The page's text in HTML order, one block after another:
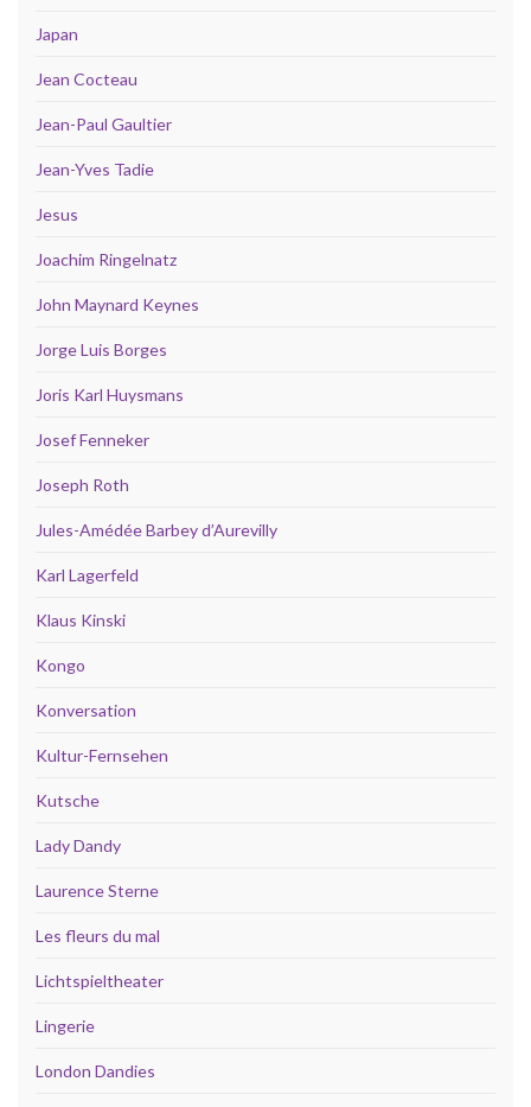
Japan
Jean Cocteau
Jean-Paul Gaultier
Jean-Yves Tadie
Jesus
Joachim Ringelnatz
John Maynard Keynes
Jorge Luis Borges
Joris Karl Huysmans
Josef Fenneker
Joseph Roth
Jules-Amédée Barbey d’Aurevilly
Karl Lagerfeld
Klaus Kinski
Kongo
Konversation
Kultur-Fernsehen
Kutsche
Lady Dandy
Laurence Sterne
Les fleurs du mal
Lichtspieltheater
Lingerie
London Dandies